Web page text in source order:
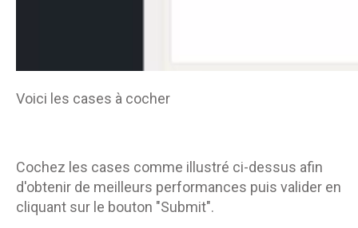
Voici les cases à cocher
Cochez les cases comme illustré ci-dessus afin
d'obtenir de meilleurs performances puis valider en
cliquant sur le bouton "Submit".